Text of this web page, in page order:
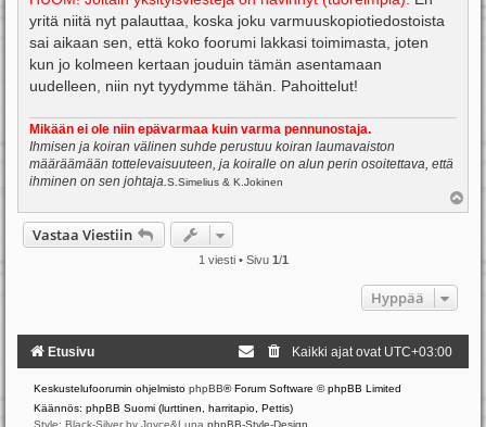
yritä niitä nyt palauttaa, koska joku varmuuskopiotiedostoista
sai aikaan sen, että koko foorumi lakkasi toimimasta, joten
kun jo kolmeen kertaan jouduin tämän asentamaan
uudelleen, niin nyt tyydymme tähän. Pahoittelut!
Mikään ei ole niin epävarmaa kuin varma pennunostaja.
Ihmisen ja koiran välinen suhde perustuu koiran laumavaiston
määräämään tottelevaisuuteen, ja koiralle on alun perin osoitettava, että
ihminen on sen johtaja.S.Simelius & K.Jokinen
l
Vastaa Viestiin
1 viesti • Sivu 1/1
Hyppää
Etusivu Kaikki ajat ovat UTC+03:00
Keskustelufoorumin ohjelmisto phpBB® Forum Software © phpBB Limited
Käännös: phpBB Suomi (lurttinen, harritapio, Pettis)